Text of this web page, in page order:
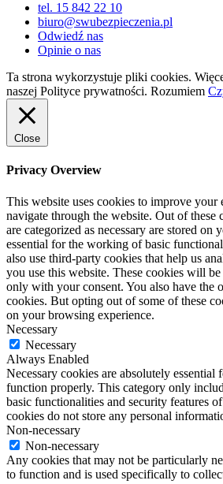
tel. 15 842 22 10
biuro@swubezpieczenia.pl
Odwiedź nas
Opinie o nas
Ta strona wykorzystuje pliki cookies.
naszej Polityce prywatności. Rozumiem
Close
Privacy Overview
This website uses cookies to improve your
navigate through the website. Out of these
are categorized as necessary are stored on
essential for the working of basic
also use third-party cookies that help us
you use this website. These cookies will
only with your consent. You also have the
cookies. But opting out of some of these
on your browsing experience.
Necessary
Necessary
Always Enabled
Necessary cookies are absolutely essential
function properly. This category only
basic functionalities and security features
cookies do not store any personal
Non-necessary
Non-necessary
Any cookies that may not be particularly
to function and is used specifically to